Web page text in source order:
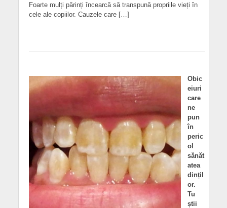
Foarte mulți părinți încearcă să transpună propriile vieți în
cele ale copiilor. Cauzele care […]
Obic
eiuri
care
ne
pun
în
peric
ol
sănăt
atea
dințil
or.
Tu
știi